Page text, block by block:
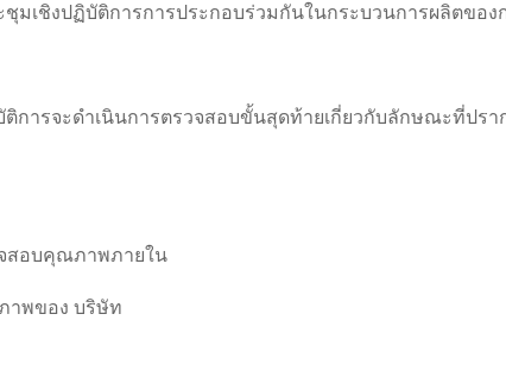
ชุมเชิงปฏิบัติการการประกอบร่วมกันในกระบวนการผลิตข
ติการจะดำเนินการตรวจสอบขั้นสุดท้ายเกี่ยวกับลักษณะที่ป
สอบคุณภาพภายใน
าพของ บริษัท